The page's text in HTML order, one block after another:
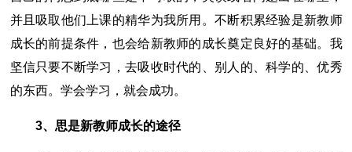
并且吸取他们上课的精华为我所用。不断积累经验是新教师
成长的前提条件，也会给新教师的成长奠定良好的基础。我
坚信只要不断学习，去吸收时代的、别人的、科学的、优秀
的东西。学会学习，就会成功。
3、思是新教师成长的途径